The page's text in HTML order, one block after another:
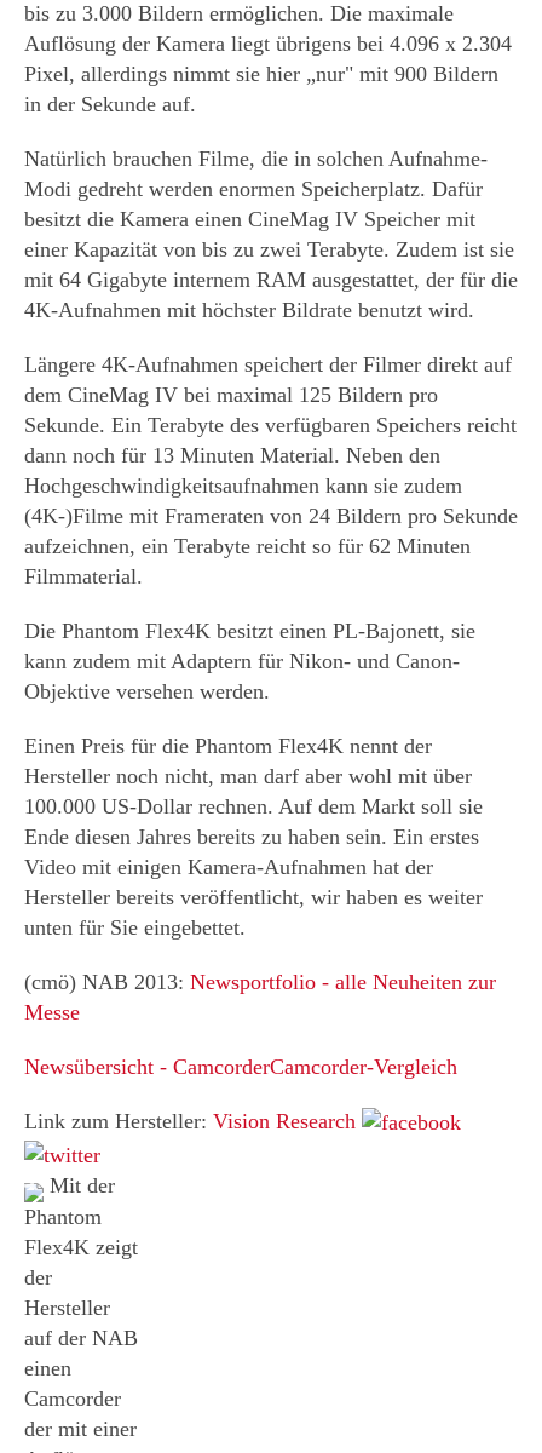
bis zu 3.000 Bildern ermöglichen. Die maximale
Auflösung der Kamera liegt übrigens bei 4.096 x 2.304
Pixel, allerdings nimmt sie hier „nur" mit 900 Bildern
in der Sekunde auf.
Natürlich brauchen Filme, die in solchen Aufnahme-
Modi gedreht werden enormen Speicherplatz. Dafür
besitzt die Kamera einen CineMag IV Speicher mit
einer Kapazität von bis zu zwei Terabyte. Zudem ist sie
mit 64 Gigabyte internem RAM ausgestattet, der für die
4K-Aufnahmen mit höchster Bildrate benutzt wird.
Längere 4K-Aufnahmen speichert der Filmer direkt auf
dem CineMag IV bei maximal 125 Bildern pro
Sekunde. Ein Terabyte des verfügbaren Speichers reicht
dann noch für 13 Minuten Material. Neben den
Hochgeschwindigkeitsaufnahmen kann sie zudem
(4K-)Filme mit Frameraten von 24 Bildern pro Sekunde
aufzeichnen, ein Terabyte reicht so für 62 Minuten
Filmmaterial.
Die Phantom Flex4K besitzt einen PL-Bajonett, sie
kann zudem mit Adaptern für Nikon- und Canon-
Objektive versehen werden.
Einen Preis für die Phantom Flex4K nennt der
Hersteller noch nicht, man darf aber wohl mit über
100.000 US-Dollar rechnen. Auf dem Markt soll sie
Ende diesen Jahres bereits zu haben sein. Ein erstes
Video mit einigen Kamera-Aufnahmen hat der
Hersteller bereits veröffentlicht, wir haben es weiter
unten für Sie eingebettet.
(cmö) NAB 2013: Newsportfolio - alle Neuheiten zur
Messe
Newsübersicht - CamcorderCamcorder-Vergleich
Link zum Hersteller: Vision Research
Mit der
Phantom
Flex4K zeigt
der
Hersteller
auf der NAB
einen
Camcorder
der mit einer